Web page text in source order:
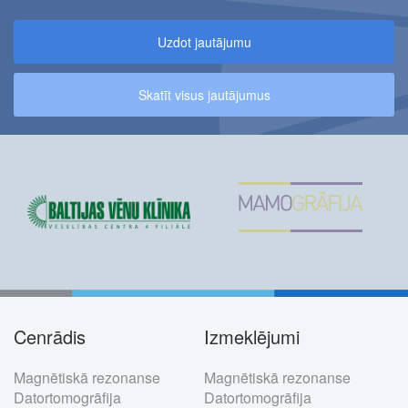
Uzdot jautājumu
Skatīt visus jautājumus
Footer
menu
Cenrādis
Magnētiskā rezonanse
Datortomogrāfija
Izmeklējumi
Magnētiskā rezonanse
Datortomogrāfija